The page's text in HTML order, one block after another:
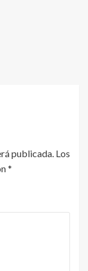
publicada. Los
*